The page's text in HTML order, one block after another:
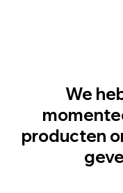
We
producten